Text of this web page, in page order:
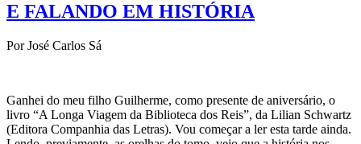
E FALANDO EM HISTÓRIA
Por José Carlos Sá
Ganhei do meu filho Guilherme, como presente de aniversário, o
livro “A Longa Viagem da Biblioteca dos Reis”, da Lilian Schwartz
(Editora Companhia das Letras). Vou começar a ler esta tarde ainda.